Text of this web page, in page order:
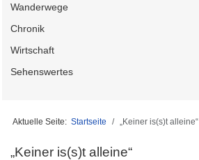
Wanderwege
Chronik
Wirtschaft
Sehenswertes
Aktuelle Seite: Startseite „Keiner is(s)t alleine“
„Keiner is(s)t alleine“